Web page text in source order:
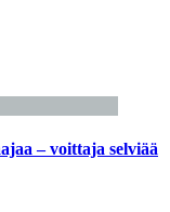
– voittaja selviää